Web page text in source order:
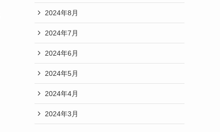
2024年8月
2024年7月
2024年6月
2024年5月
2024年4月
2024年3月